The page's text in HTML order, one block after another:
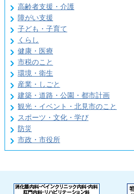
高齢者支援・介護
障がい支援
子ども・子育て
くらし
健康・医療
市税のこと
環境・衛生
産業・しごと
建築・道路・公園・都市計画
観光・イベント・北見市のこと
スポーツ・文化・学び
防災
市政・市役所